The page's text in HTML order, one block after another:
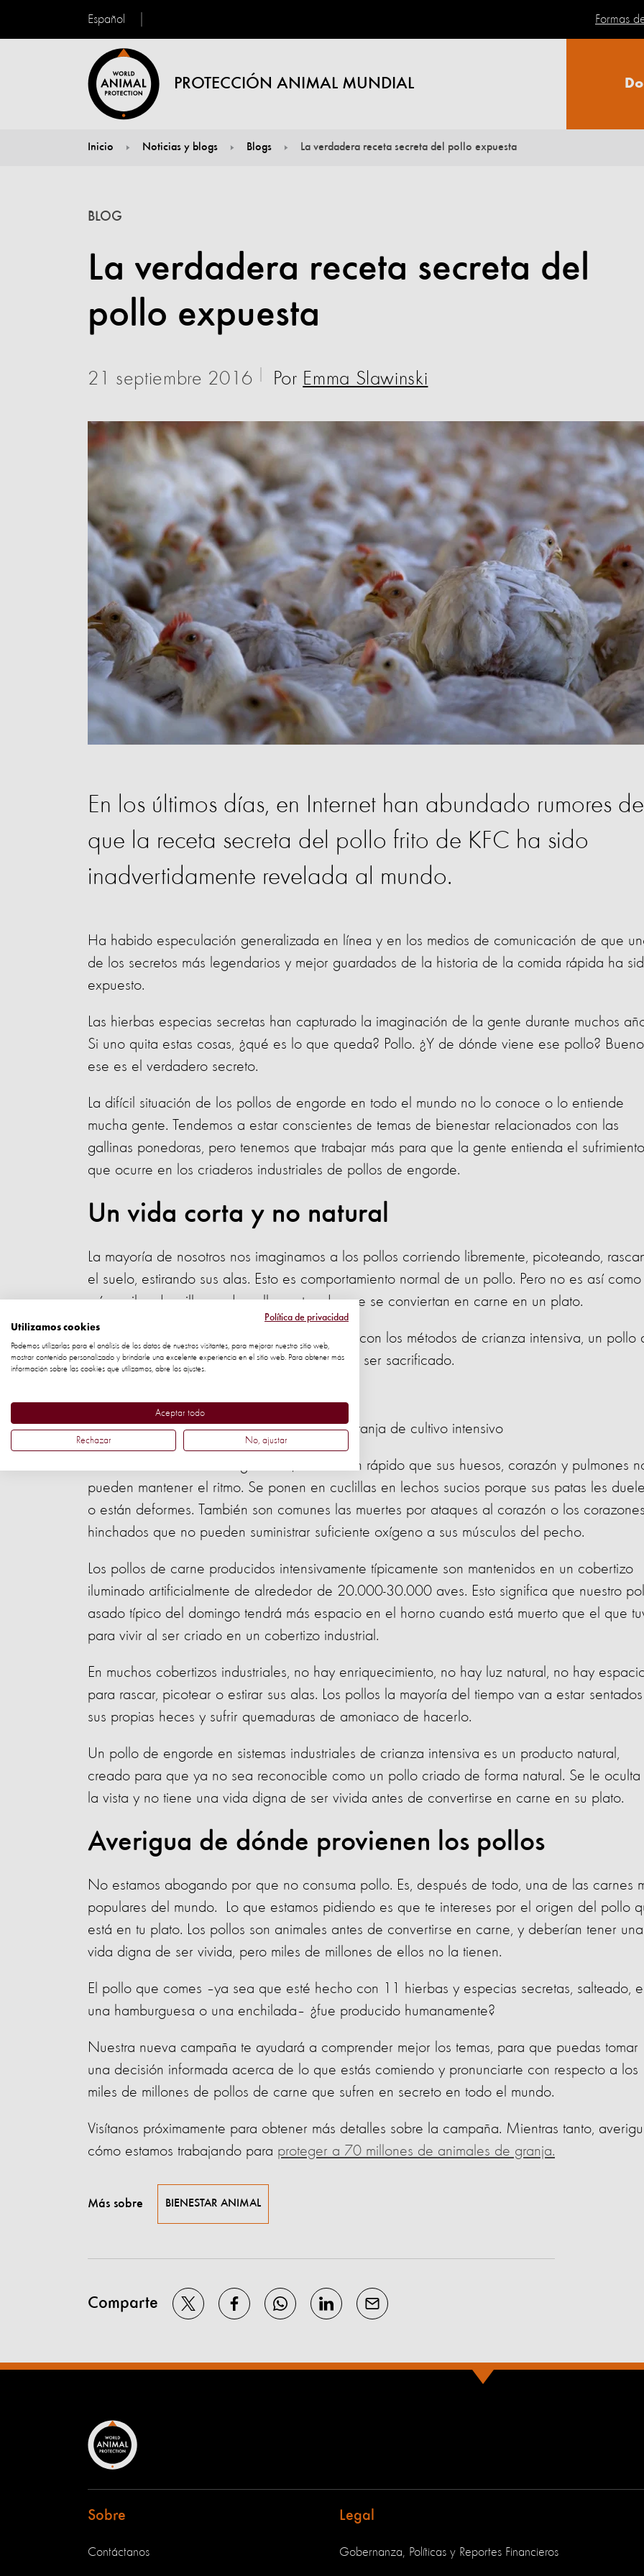
Español
PROTECCIÓN ANIMAL MUNDIAL
Formas
Inicio Noticias y blogs Blogs La verdadera receta secreta del pollo expuesta
La verdadera receta secreta del
pollo expuesta
BLOG
21 septiembre 2016 Por Emma Slawinski
En los últimos días, en Internet han abundado rumores de
que la receta secreta del pollo frito de KFC ha sido
inadvertidamente revelada al mundo.
Ha habido especulación generalizada en línea y en los medios de comunicación de que
de los secretos más legendarios y mejor guardados de la historia de la comida rápida ha
expuesto.
Las hierbas especias secretas han capturado la imaginación de la gente durante muchos
Si uno quita estas cosas, ¿qué es lo que queda? Pollo. ¿Y de dónde viene ese pollo?
ese es el verdadero secreto.
La difícil situación de los pollos de engorde en todo el mundo no lo conoce o lo entiende
mucha gente. Tendemos a estar conscientes de temas de bienestar relacionados con las
gallinas ponedoras, pero tenemos que trabajar más para que la gente entienda el sufrimiento
que ocurre en los criaderos industriales de pollos de engorde.
Un vida corta y no natural
La mayoría de nosotros nos imaginamos a los pollos corriendo libremente, picoteando,
el suelo, estirando sus alas. Esto es comportamiento normal de un pollo. Pero no es así
crían miles de millones de pollos antes de que se conviertan en carne en un plato.
Sería un shock para mucha gente saber que con los métodos de crianza intensiva, un pollo
carne vivirá menos de seis semanas antes de ser sacrificado.
7 días de edad, pollos de engorde en una granja de cultivo intensivo
Producto de la selección genética, crecen tan rápido que sus huesos, corazón y pulmones
pueden mantener el ritmo. Se ponen en cuclillas en lechos sucios porque sus patas les
o están deformes. También son comunes las muertes por ataques al corazón o los
hinchados que no pueden suministrar suficiente oxígeno a sus músculos del pecho.
Los pollos de carne producidos intensivamente típicamente son mantenidos en un cobertizo
iluminado artificialmente de alrededor de 20.000-30.000 aves. Esto significa que nuestro
asado típico del domingo tendrá más espacio en el horno cuando está muerto que el que
para vivir al ser criado en un cobertizo industrial.
En muchos cobertizos industriales, no hay enriquecimiento, no hay luz natural, no hay
para rascar, picotear o estirar sus alas. Los pollos la mayoría del tiempo van a estar
sus propias heces y sufrir quemaduras de amoniaco de hacerlo.
Un pollo de engorde en sistemas industriales de crianza intensiva es un producto natural,
creado para que ya no sea reconocible como un pollo criado de forma natural. Se le
la vista y no tiene una vida digna de ser vivida antes de convertirse en carne en su plato.
Averigua de dónde provienen los pollos
No estamos abogando por que no consuma pollo. Es, después de todo, una de las carnes
populares del mundo. Lo que estamos pidiendo es que te intereses por el origen del pollo
está en tu plato. Los pollos son animales antes de convertirse en carne, y deberían tener una
vida digna de ser vivida, pero miles de millones de ellos no la tienen.
El pollo que comes –ya sea que esté hecho con 11 hierbas y especias secretas, salteado,
una hamburguesa o una enchilada– ¿fue producido humanamente?
Nuestra nueva campaña te ayudará a comprender mejor los temas, para que puedas tomar
una decisión informada acerca de lo que estás comiendo y pronunciarte con respecto a los
miles de millones de pollos de carne que sufren en secreto en todo el mundo.
Visítanos próximamente para obtener más detalles sobre la campaña. Mientras tanto,
cómo estamos trabajando para proteger a 70 millones de animales de granja.
Más sobre BIENESTAR ANIMAL
Comparte
Sobre
Contáctanos
Legal
Gobernanza, Políticas y Reportes Financieros
Política de privacidad
Utilizamos cookies
Podemos utilizarlas para el análisis de los datos de nuestros visitantes, para mejorar nuestro sitio web,
mostrar contenido personalizado y brindarle una excelente experiencia en el sitio web. Para obtener más
información sobre las cookies que utilizamos, abre los ajustes.
Aceptar todo
Rechazar No, ajustar